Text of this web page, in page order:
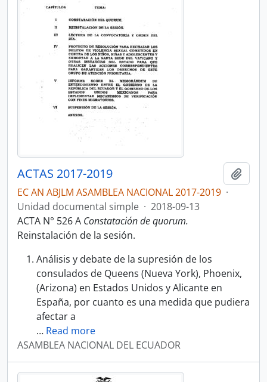
ACTAS 2017-2019
EC AN ABJLM ASAMBLEA NACIONAL 2017-2019 ·
Unidad documental simple · 2018-09-13
ACTA N° 526 A Constatación de quorum.
Reinstalación de la sesión.
Análisis y debate de la supresión de los
consulados de Queens (Nueva York), Phoenix,
(Arizona) en Estados Unidos y Alicante en
España, por cuanto es una medida que pudiera
afectar a
… Read more
ASAMBLEA NACIONAL DEL ECUADOR